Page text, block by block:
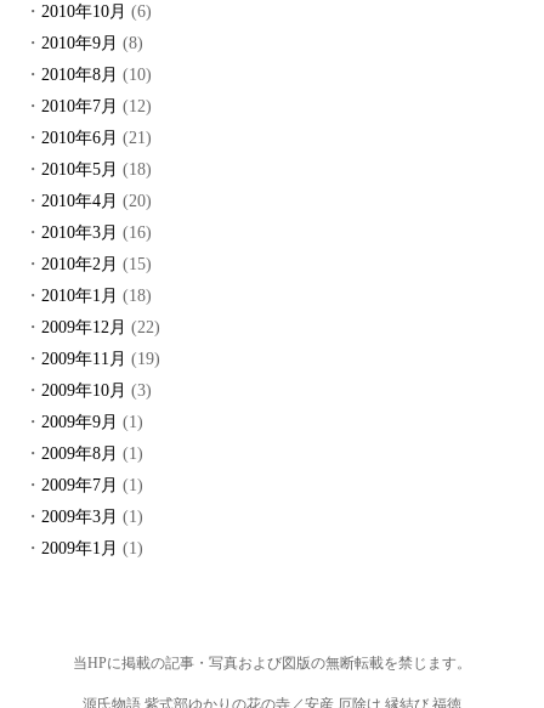
2010年10月 (6)
2010年9月 (8)
2010年8月 (10)
2010年7月 (12)
2010年6月 (21)
2010年5月 (18)
2010年4月 (20)
2010年3月 (16)
2010年2月 (15)
2010年1月 (18)
2009年12月 (22)
2009年11月 (19)
2009年10月 (3)
2009年9月 (1)
2009年8月 (1)
2009年7月 (1)
2009年3月 (1)
2009年1月 (1)
当HPに掲載の記事・写真および図版の無断転載を禁じます。
源氏物語 紫式部ゆかりの花の寺／安産 厄除け 縁結び 福徳